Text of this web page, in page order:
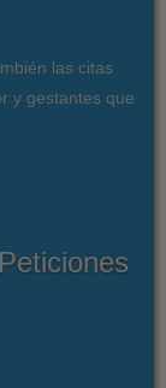
las citas
y gestantes que